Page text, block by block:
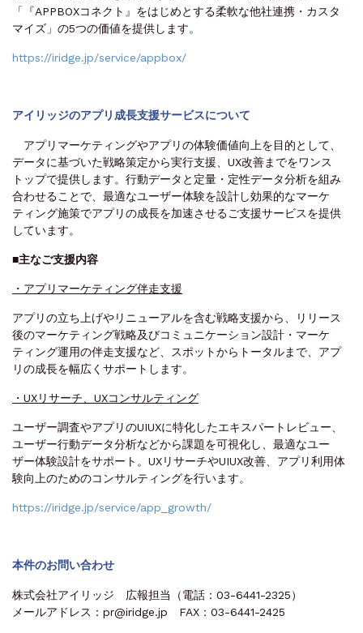
「『APPBOXコネクト』をはじめとする柔軟な他社連携・カスタ
マイズ」の5つの価値を提供します。
https://iridge.jp/service/appbox/
アイリッジのアプリ成長支援サービスについて
アプリマーケティングやアプリの体験価値向上を目的として、
データに基づいた戦略策定から実行支援、UX改善までをワンス
トップで提供します。行動データと定量・定性データ分析を組み
合わせることで、最適なユーザー体験を設計し効果的なマーケ
ティング施策でアプリの成長を加速させるご支援サービスを提供
しています。
■主なご支援内容
・アプリマーケティング伴走支援
アプリの立ち上げやリニューアルを含む戦略支援から、リリース
後のマーケティング戦略及びコミュニケーション設計・マーケ
ティング運用の伴走支援など、スポットからトータルまで、アプ
リの成長を幅広くサポートします。
・UXリサーチ、UXコンサルティング
ユーザー調査やアプリのUIUXに特化したエキスパートレビュー、
ユーザー行動データ分析などから課題を可視化し、最適なユー
ザー体験設計をサポート。UXリサーチやUIUX改善、アプリ利用体
験向上のためのコンサルティングを行います。
https://iridge.jp/service/app_growth/
本件のお問い合わせ
株式会社アイリッジ 広報担当（電話：03-6441-2325）
メールアドレス：pr@iridge.jp FAX：03-6441-2425